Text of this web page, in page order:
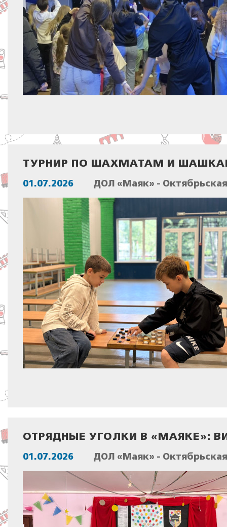
ТУРНИР ПО ШАХМАТАМ И
01.07.2026 ДОЛ «Маяк» -
ОТРЯДНЫЕ УГОЛКИ В «МАЯКЕ»:
01.07.2026 ДОЛ «Маяк» -